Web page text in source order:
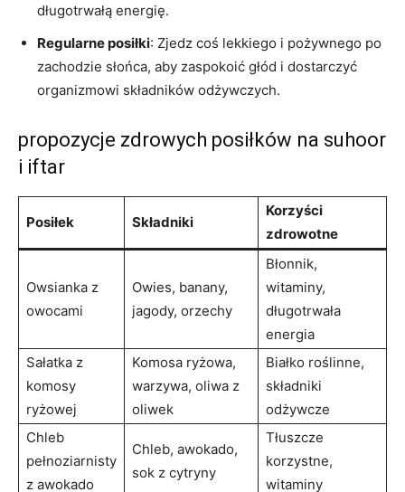
długotrwałą energię.
Regularne ​posiłki: Zjedz coś lekkiego i pożywnego po
zachodzie słońca, aby zaspokoić głód i dostarczyć
organizmowi ⁣składników ​odżywczych.
propozycje zdrowych posiłków na suhoor
i iftar
Posiłek Składniki
Korzyści
zdrowotne
Owsianka z
owocami
Owies, banany,
jagody, orzechy
Błonnik, ​
witaminy,
długotrwała
energia
Sałatka z
komosy
ryżowej
Komosa ryżowa,
warzywa, oliwa ‌z
oliwek
Białko roślinne,
składniki
odżywcze
Chleb
pełnoziarnisty
z awokado
Chleb, awokado,
sok z cytryny
Tłuszcze
korzystne,
witaminy